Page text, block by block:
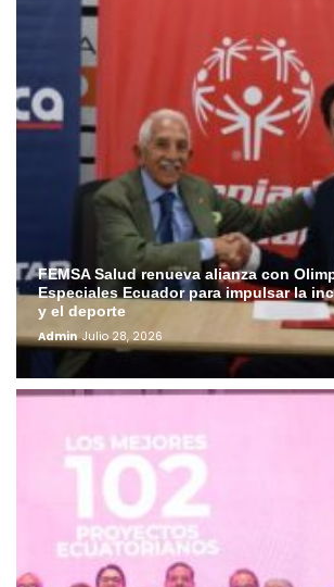
FEMSA Salud renueva alianza con
Especiales Ecuador para impulsar la
y el deporte
Admin Julio 28, 2026